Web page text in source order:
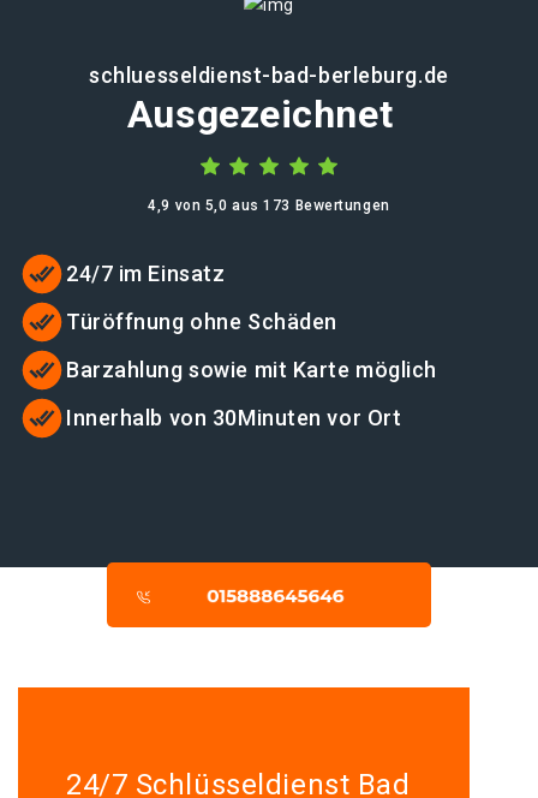
schluesseldienst-bad-berleburg.de
Ausgezeichnet
4,9 von 5,0 aus 173 Bewertungen
24/7 im Einsatz
Türöffnung ohne Schäden
Barzahlung sowie mit Karte möglich
Innerhalb von 30Minuten vor Ort
24/7 Schlüsseldienst Bad